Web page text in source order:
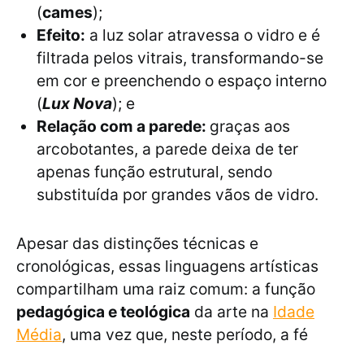
(cames);
Efeito: a luz solar atravessa o vidro e é
filtrada pelos vitrais, transformando-se
em cor e preenchendo o espaço interno
(Lux Nova); e
Relação com a parede: graças aos
arcobotantes, a parede deixa de ter
apenas função estrutural, sendo
substituída por grandes vãos de vidro.
Apesar das distinções técnicas e
cronológicas, essas linguagens artísticas
compartilham uma raiz comum: a função
pedagógica e teológica da arte na Idade
Média, uma vez que, neste período, a fé